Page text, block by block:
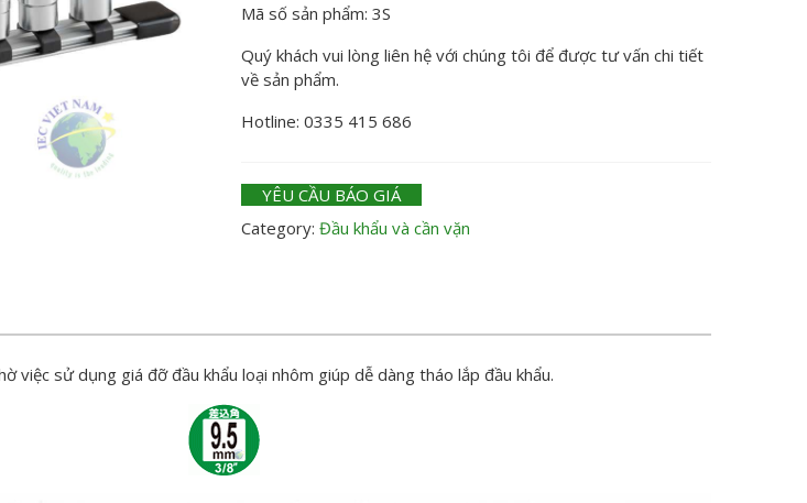
Mã số sản phẩm: 3S
Quý khách vui lòng liên hệ với chúng tôi để được tư vấn chi tiết
về sản phẩm.
Hotline: 0335 415 686
YÊU CẦU BÁO GIÁ
Category: Đầu khẩu và cần vặn
việc sử dụng giá đỡ đầu khẩu loại nhôm giúp dễ dàng tháo lắp đầu khẩu.